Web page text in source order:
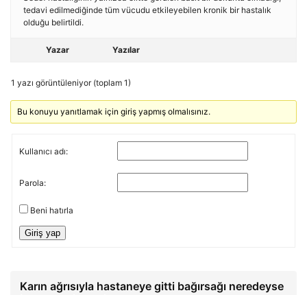
tedavi edilmediğinde tüm vücudu etkileyebilen kronik bir hastalık
olduğu belirtildi.
Yazar Yazılar
1 yazı görüntüleniyor (toplam 1)
Bu konuyu yanıtlamak için giriş yapmış olmalısınız.
Kullanıcı adı:
Parola:
Beni hatırla
Giriş yap
Karın ağrısıyla hastaneye gitti bağırsağı neredeyse